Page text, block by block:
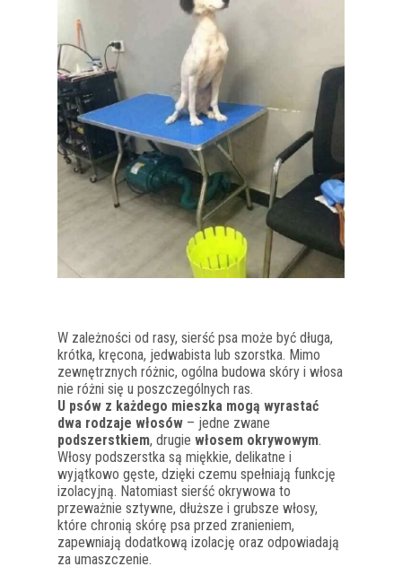
W zależności od rasy, sierść psa może być długa,
krótka, kręcona, jedwabista lub szorstka. Mimo
zewnętrznych różnic, ogólna budowa skóry i włosa
nie różni się u poszczególnych ras.
U psów z każdego mieszka mogą wyrastać
dwa rodzaje włosów – jedne zwane
podszerstkiem, drugie włosem okrywowym.
Włosy podszerstka są miękkie, delikatne i
wyjątkowo gęste, dzięki czemu spełniają funkcję
izolacyjną. Natomiast sierść okrywowa to
przeważnie sztywne, dłuższe i grubsze włosy,
które chronią skórę psa przed zranieniem,
zapewniają dodatkową izolację oraz odpowiadają
za umaszczenie.